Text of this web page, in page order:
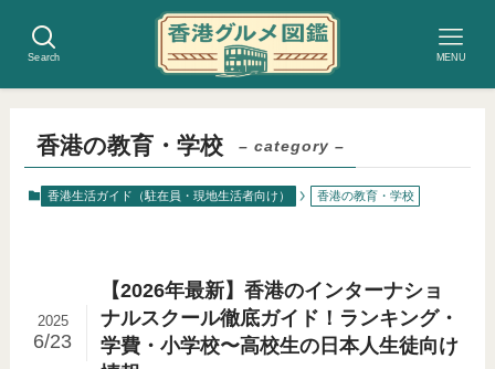
Search MENU
香港の教育・学校 – category –
香港生活ガイド（駐在員・現地生活者向け） 香港の教育・学校
【2026年最新】香港のインターナショ
ナルスクール徹底ガイド！ランキング・
学費・小学校〜高校生の日本人生徒向け
2025
6/23